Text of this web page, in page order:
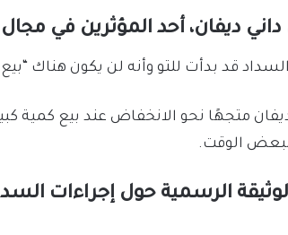
داني ديفان، أحد المؤثرين في
قد بدأت للتو وأنه لن يكون هناك
الوقت.
الرسمية حول إجراءات